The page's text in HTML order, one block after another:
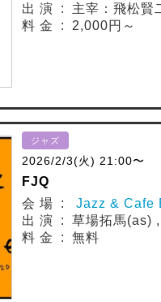
出 演 : 主宰：飛松賢
料 金 : 2,000円～
ジャズ
2026/2/3(火) 21:00〜
FJQ
会 場 : Jazz & Cafe
出 演 : 草場拓馬(as)
料 金 : 無料